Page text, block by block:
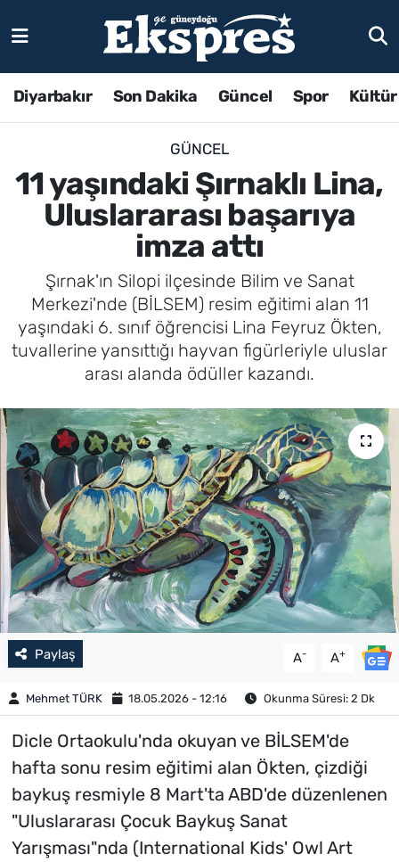
Diyarbakır Son Dakika Güncel Spor
GÜNCEL
11 yaşındaki Şırnaklı Lina,
Uluslararası başarıya
imza attı
Şırnak'ın Silopi ilçesinde Bilim ve Sanat
Merkezi'nde (BİLSEM) resim eğitimi alan 11
yaşındaki 6. sınıf öğrencisi Lina Feyruz Ökten,
tuvallerine yansıttığı hayvan figürleriyle uluslar
arası alanda ödüller kazandı.
Paylaş A- A+
Mehmet TÜRK 18.05.2026 - 12:16 Okunma Süresi: 2 Dk
Dicle Ortaokulu'nda okuyan ve BİLSEM'de
hafta sonu resim eğitimi alan Ökten, çizdiği
baykuş resmiyle 8 Mart'ta ABD'de düzenlenen
"Uluslararası Çocuk Baykuş Sanat
Yarışması"nda (International Kids' Owl Art